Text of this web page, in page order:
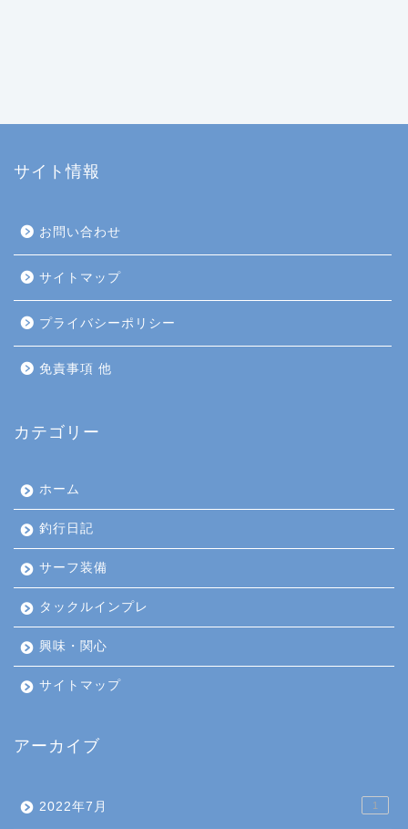
サイト情報
お問い合わせ
サイトマップ
プライバシーポリシー
免責事項 他
カテゴリー
ホーム
釣行日記
サーフ装備
タックルインプレ
興味・関心
サイトマップ
アーカイブ
2022年7月 1